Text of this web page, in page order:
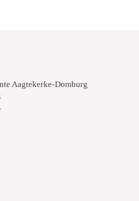
Aagtekerke-Domburg